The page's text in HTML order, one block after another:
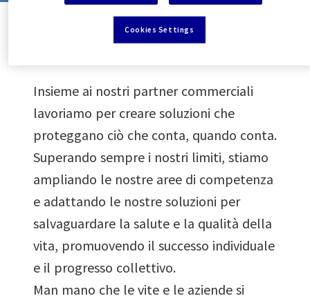
8
6
8
9
6
8
9
4
6
7
8
9
4
6
7
8
9
4
6
7
8
4
6
7
8
9
6
8
9
9
Il nostro Manifesto
Insieme ai nostri partner commerciali
lavoriamo per creare soluzioni che
proteggano ciò che conta, quando conta.
Superando sempre i nostri limiti, stiamo
ampliando le nostre aree di competenza
e adattando le nostre soluzioni per
salvaguardare la salute e la qualità della
vita, promuovendo il successo individuale
e il progresso collettivo.
Man mano che le vite e le aziende si
Cookies Settings